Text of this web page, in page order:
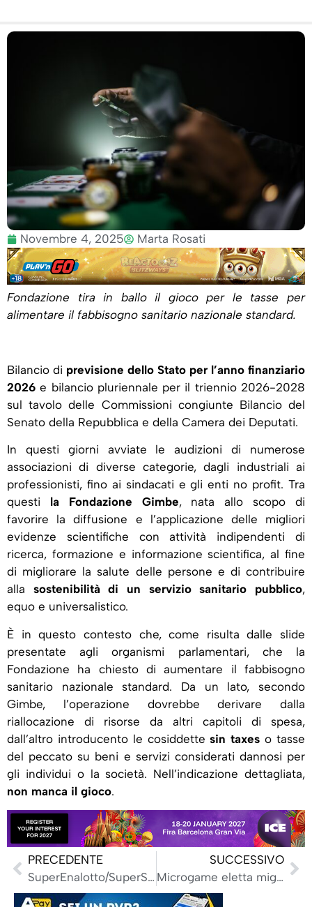
Novembre 4, 2025 Marta Rosati
Fondazione tira in ballo il gioco per le tasse per
alimentare il fabbisogno sanitario nazionale standard.
Bilancio di previsione dello Stato per l’anno finanziario
2026 e bilancio pluriennale per il triennio 2026-2028
sul tavolo delle Commissioni congiunte Bilancio del
Senato della Repubblica e della Camera dei Deputati.
In questi giorni avviate le audizioni di numerose
associazioni di diverse categorie, dagli industriali ai
professionisti, fino ai sindacati e gli enti no profit. Tra
questi la Fondazione Gimbe, nata allo scopo di
favorire la diffusione e l’applicazione delle migliori
evidenze scientifiche con attività indipendenti di
ricerca, formazione e informazione scientifica, al fine
di migliorare la salute delle persone e di contribuire
alla sostenibilità di un servizio sanitario pubblico,
equo e universalistico.
È in questo contesto che, come risulta dalle slide
presentate agli organismi parlamentari, che la
Fondazione ha chiesto di aumentare il fabbisogno
sanitario nazionale standard. Da un lato, secondo
Gimbe, l’operazione dovrebbe derivare dalla
riallocazione di risorse da altri capitoli di spesa,
dall’altro introducento le cosiddettesin taxes o tasse
del peccato su beni e servizi considerati dannosi per
gli individui o la società. Nell’indicazione dettagliata,
non manca il gioco.
PRECEDENTE
SuperEnalotto/SuperStar e Lotto, Adm modifica le date delle estrazioni da Capodanno in avanti
SUCCESSIVO
Microgame eletta migliore Platform Provider 2025 ai Sigma Central Europe Awards